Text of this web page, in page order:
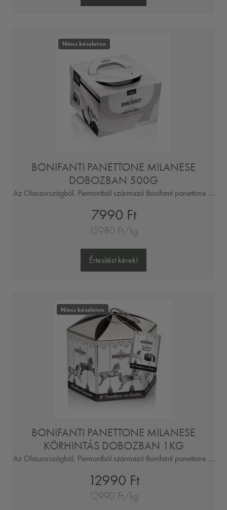
Nincs készleten
BONIFANTI PANETTONE MILANESE
DOBOZBAN 500G
Az Olaszországból, Piemontból származó Bonifanti panettone ...
7990 Ft
15980 Ft/kg
Értesítést kérek!
Nincs készleten
BONIFANTI PANETTONE MILANESE
KÖRHINTÁS DOBOZBAN 1KG
Az Olaszországból, Piemontból származó Bonifanti panettone ...
12990 Ft
12990 Ft/kg